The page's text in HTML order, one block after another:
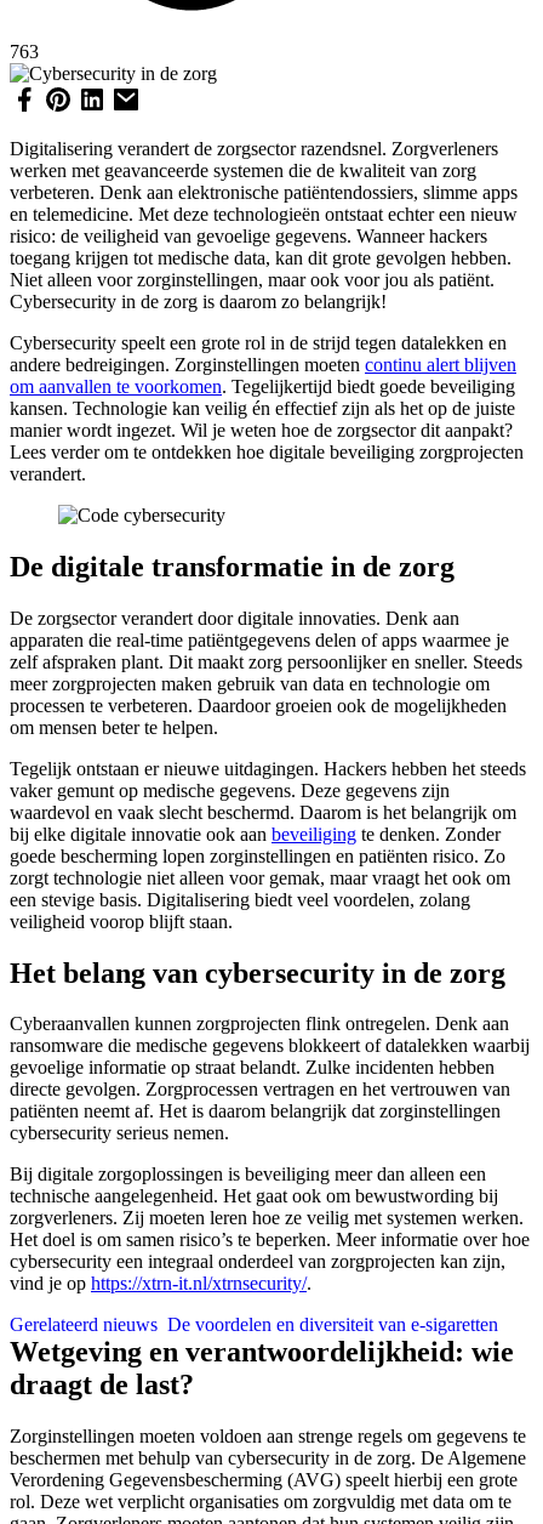
763
Digitalisering verandert de zorgsector razendsnel. Zorgverleners
werken met geavanceerde systemen die de kwaliteit van zorg
verbeteren. Denk aan elektronische patiëntendossiers, slimme apps
en telemedicine. Met deze technologieën ontstaat echter een nieuw
risico: de veiligheid van gevoelige gegevens. Wanneer hackers
toegang krijgen tot medische data, kan dit grote gevolgen hebben.
Niet alleen voor zorginstellingen, maar ook voor jou als patiënt.
Cybersecurity in de zorg is daarom zo belangrijk!
Cybersecurity speelt een grote rol in de strijd tegen datalekken en
andere bedreigingen. Zorginstellingen moeten continu alert blijven
om aanvallen te voorkomen. Tegelijkertijd biedt goede beveiliging
kansen. Technologie kan veilig én effectief zijn als het op de juiste
manier wordt ingezet. Wil je weten hoe de zorgsector dit aanpakt?
Lees verder om te ontdekken hoe digitale beveiliging zorgprojecten
verandert.
De digitale transformatie in de zorg
De zorgsector verandert door digitale innovaties. Denk aan
apparaten die real-time patiëntgegevens delen of apps waarmee je
zelf afspraken plant. Dit maakt zorg persoonlijker en sneller. Steeds
meer zorgprojecten maken gebruik van data en technologie om
processen te verbeteren. Daardoor groeien ook de mogelijkheden
om mensen beter te helpen.
Tegelijk ontstaan er nieuwe uitdagingen. Hackers hebben het steeds
vaker gemunt op medische gegevens. Deze gegevens zijn
waardevol en vaak slecht beschermd. Daarom is het belangrijk om
bij elke digitale innovatie ook aan beveiliging te denken. Zonder
goede bescherming lopen zorginstellingen en patiënten risico. Zo
zorgt technologie niet alleen voor gemak, maar vraagt het ook om
een stevige basis. Digitalisering biedt veel voordelen, zolang
veiligheid voorop blijft staan.
Het belang van cybersecurity in de zorg
Cyberaanvallen kunnen zorgprojecten flink ontregelen. Denk aan
ransomware die medische gegevens blokkeert of datalekken waarbij
gevoelige informatie op straat belandt. Zulke incidenten hebben
directe gevolgen. Zorgprocessen vertragen en het vertrouwen van
patiënten neemt af. Het is daarom belangrijk dat zorginstellingen
cybersecurity serieus nemen.
Bij digitale zorgoplossingen is beveiliging meer dan alleen een
technische aangelegenheid. Het gaat ook om bewustwording bij
zorgverleners. Zij moeten leren hoe ze veilig met systemen werken.
Het doel is om samen risico’s te beperken. Meer informatie over hoe
cybersecurity een integraal onderdeel van zorgprojecten kan zijn,
vind je op https://xtrn-it.nl/xtrnsecurity/.
Gerelateerd nieuws De voordelen en diversiteit van e-sigaretten
Wetgeving en verantwoordelijkheid: wie
draagt de last?
Zorginstellingen moeten voldoen aan strenge regels om gegevens te
beschermen met behulp van cybersecurity in de zorg. De Algemene
Verordening Gegevensbescherming (AVG) speelt hierbij een grote
rol. Deze wet verplicht organisaties om zorgvuldig met data om te